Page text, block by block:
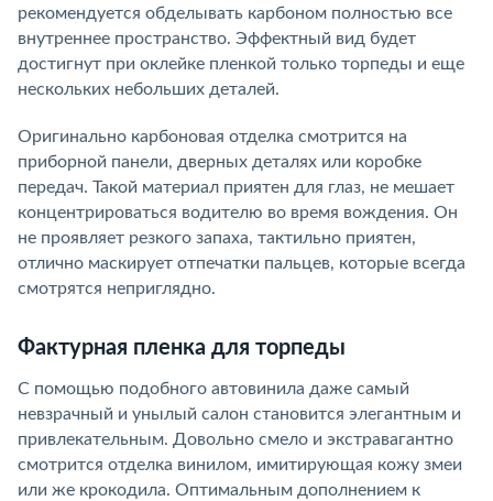
рекомендуется обделывать карбоном полностью все
внутреннее пространство. Эффектный вид будет
достигнут при оклейке пленкой только торпеды и еще
нескольких небольших деталей.
Оригинально карбоновая отделка смотрится на
приборной панели, дверных деталях или коробке
передач. Такой материал приятен для глаз, не мешает
концентрироваться водителю во время вождения. Он
не проявляет резкого запаха, тактильно приятен,
отлично маскирует отпечатки пальцев, которые всегда
смотрятся неприглядно.
Фактурная пленка для торпеды
С помощью подобного автовинила даже самый
невзрачный и унылый салон становится элегантным и
привлекательным. Довольно смело и экстравагантно
смотрится отделка винилом, имитирующая кожу змеи
или же крокодила. Оптимальным дополнением к